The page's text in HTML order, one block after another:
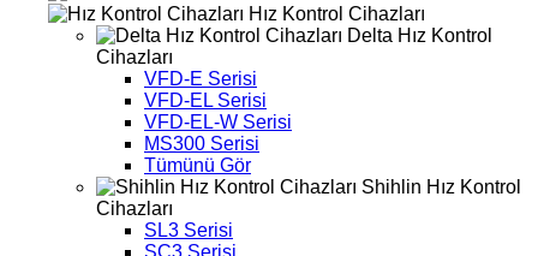
Hız Kontrol Cihazları
Delta Hız Kontrol
Cihazları
VFD-E Serisi
VFD-EL Serisi
VFD-EL-W Serisi
MS300 Serisi
Tümünü Gör
Shihlin Hız Kontrol
Cihazları
SL3 Serisi
SC3 Serisi